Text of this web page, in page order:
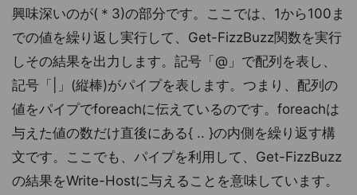
興味深いのが(＊3)の部分です。ここでは、1から100ま
での値を繰り返し実行して、Get-FizzBuzz関数を実行
しその結果を出力します。記号「@」で配列を表し、
記号「|」(縦棒)がパイプを表します。つまり、配列の
値をパイプでforeachに伝えているのです。foreachは
与えた値の数だけ直後にある{ .. }の内側を繰り返す構
文です。ここでも、パイプを利用して、Get-FizzBuzz
の結果をWrite-Hostに与えることを意味しています。